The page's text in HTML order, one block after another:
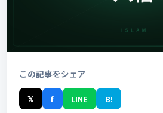
この記事をシェア
𝕏 f LINE B!